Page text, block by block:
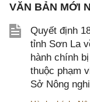
VĂN BẢN MỚI
Quyết định
tỉnh Sơn La
hành chính
thuộc phạm
Sở Nông